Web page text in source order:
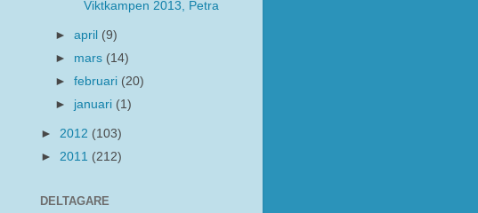
Viktkampen 2013, Petra
►april (9)
► mars (14)
►februari (20)
► januari (1)
► 2012 (103)
► 2011 (212)
DELTAGARE